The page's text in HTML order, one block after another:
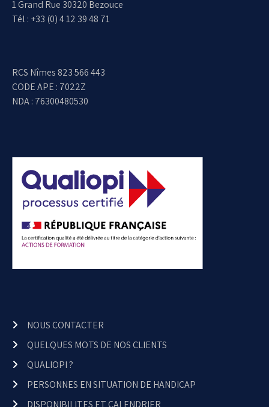
1 Grand Rue 30320 Bezouce
Tél : +33 (0) 4 12 39 48 71
RCS Nîmes 823 566 443
CODE APE : 7022Z
NDA : 76300480530
NOUS CONTACTER
QUELQUES MOTS DE NOS CLIENTS
QUALIOPI ?
PERSONNES EN SITUATION DE HANDICAP
DISPONIBILITES ET CALENDRIER